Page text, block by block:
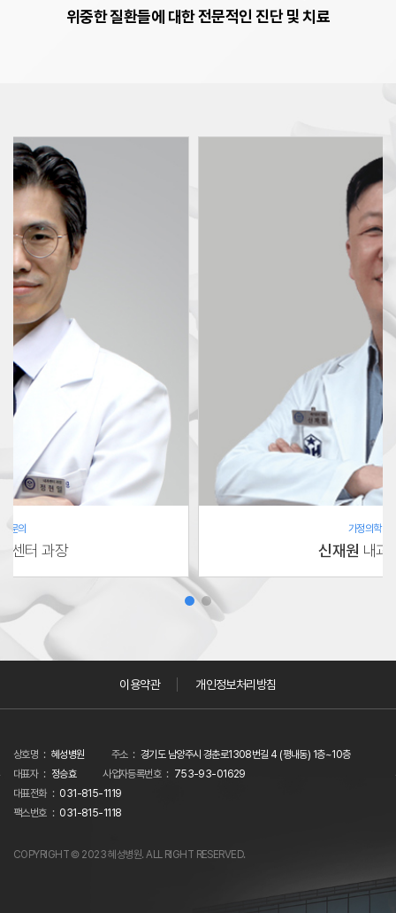
위중한 질환들에 대한 전문적인 진단 및 치료
문의
센터 과장
가정의학과
신재원 내과
이용약관 개인정보처리방침
상호명 혜성병원 주소
경기도 남양주시 경춘로1308번길 4 (평내동) 1층~10층
대표자
정승효 사업자등록번호
753-93-01629
대표전화
031-815-1119
팩스번호
031-815-1118
COPYRIGHT © 2023 혜성병원. ALL RIGHT RESERVED.